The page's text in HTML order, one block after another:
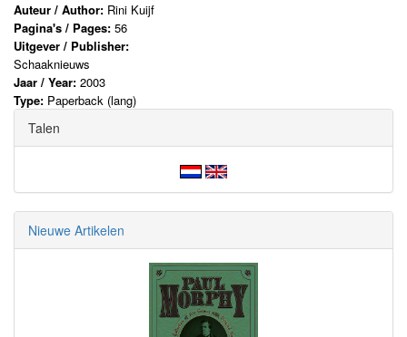
Auteur / Author: Rini Kuijf
Pagina's / Pages: 56
Uitgever / Publisher:
Schaaknieuws
Jaar / Year: 2003
Type: Paperback (lang)
Talen
Nieuwe Artikelen